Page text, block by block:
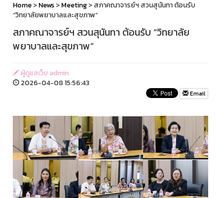
Home>News>Meeting> สภาคณาจารย์ฯ สวนสุนันทา ต้อนรับ
“วิทยาลัยพยาบาลและสุขภาพ”
สภาคณาจารย์ฯ สวนสุนันทา ต้อนรับ “วิทยาลัย
พยาบาลและสุขภาพ”
ผู้ดูแลเว็บ admin
2026-04-08 15:56:43
Email